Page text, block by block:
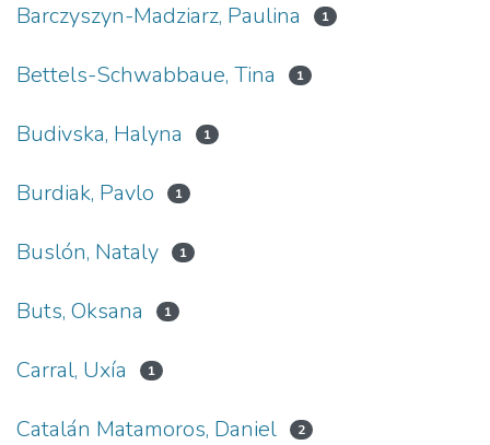
Barczyszyn-Madziarz, Paulina 1
Bettels-Schwabbaue, Tina 1
Budivska, Halyna 1
Burdiak, Pavlo 1
Buslón, Nataly 1
Buts, Oksana 1
Carral, Uxía 1
Catalán Matamoros, Daniel 2